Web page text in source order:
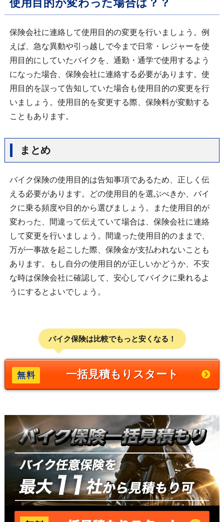
使用目的が変わった場合は？？
保険会社に連絡して使用目的の変更を行いましょう。例
えば、急な異動や引っ越しで今まで日常・レジャーを使
用目的にしていたバイクを、通勤・通学で使用するよう
になった場合、保険会社に連絡する必要があります。使
用目的を誤って告知していた場合も使用目的の変更を行
いましょう。使用目的を変更する際、保険料が変動する
こともあります。
まとめ
バイク保険の使用目的は告知事項であるため、正しく伝
える必要があります。どの使用目的を選ぶべきか、バイ
クに乗る頻度や目的から選びましょう。また使用目的が
変わった、間違って伝えていて場合は、保険会社に連絡
して変更を行いましょう。間違った使用目的のままで、
万が一事故を起こした際、保険金が支払われないことも
あります。もし自分の使用目的が正しいかどうか、不安
な時は保険会社に確認して、安心してバイクに乗れるよ
うにするとよいでしょう。
一括見積もりスタート